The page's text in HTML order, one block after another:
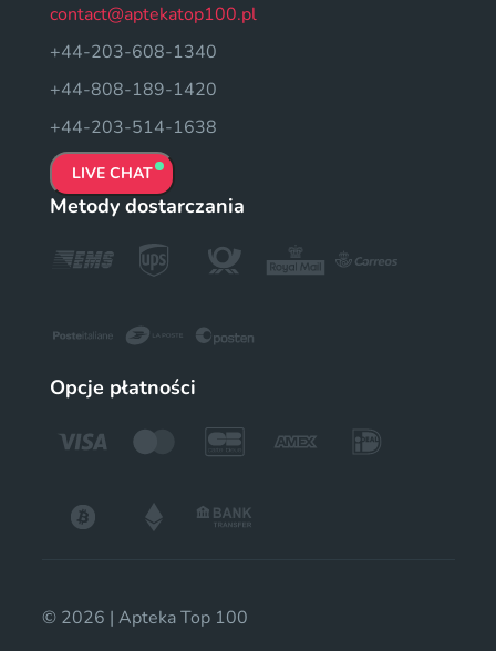
contact@aptekatop100.pl
+44-203-608-1340
+44-808-189-1420
+44-203-514-1638
LIVE CHAT
Metody dostarczania
Opcje płatności
© 2026 | Apteka Top 100